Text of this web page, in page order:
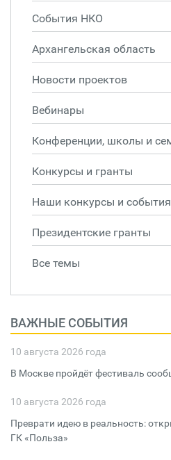
События НКО
Архангельская область
Новости проектов
Вебинары
Конференции, школы и
Конкурсы и гранты
Наши конкурсы и события
Президентские гранты
Все темы
ВАЖНЫЕ СОБЫТИЯ
10 августа 2026 года
В Москве пройдёт фестиваль
10 августа 2026 года
Преврати идею в реальность:
ГК «Польза»